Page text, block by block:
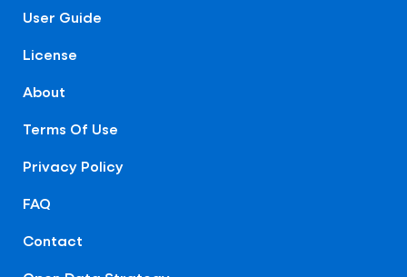
User Guide
License
About
Terms Of Use
Privacy Policy
FAQ
Contact